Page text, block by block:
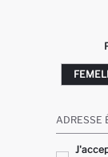
ADRESSE